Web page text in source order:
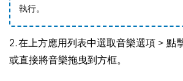
執行。
2. 在上方應用列表中選取音樂選項 > 點
或直接將音樂拖曳到方框。